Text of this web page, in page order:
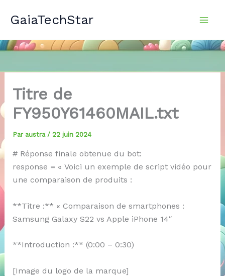
GaiaTechStar
Titre de
FY950Y61460MAIL.txt
Par austra / 22 juin 2024
# Réponse finale obtenue du bot:
response = « Voici un exemple de script vidéo pour
une comparaison de produits :
**Titre :** « Comparaison de smartphones :
Samsung Galaxy S22 vs Apple iPhone 14″
**Introduction :** (0:00 – 0:30)
[Image du logo de la marque]